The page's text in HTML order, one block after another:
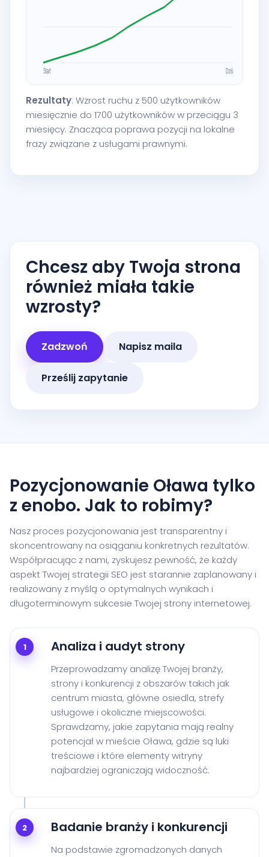
Rezultaty: Wzrost ruchu z 500 użytkowników
miesięcznie do 1700 użytkowników w przeciągu 3
miesięcy. Znacząca poprawa pozycji na lokalne
frazy związane z usługami prawnymi.
Chcesz aby Twoja strona
również miała takie
wzrosty?
Zadzwoń Napisz maila
Prześlij zapytanie
Pozycjonowanie Oława tylko
z enobo. Jak to robimy?
Nasz proces pozycjonowania jest transparentny i
skoncentrowany na osiąganiu konkretnych rezultatów.
Współpracując z nami, zyskujesz pewność, że każdy
aspekt Twojej strategii SEO jest starannie zaplanowany i
realizowany z myślą o optymalnych wynikach i
długoterminowym sukcesie Twojej strony internetowej.
1 Analiza i audyt strony
Przeprowadzamy analizę Twojej branży,
strony i konkurencji z obszarów takich jak
centrum miasta, główne osiedla, strefy
usługowe i okoliczne miejscowości.
Sprawdzamy, jakie zapytania mają realny
potencjał w mieście Oława, gdzie są luki
treściowe i które elementy witryny
najbardziej ograniczają widoczność.
2 Badanie branży i konkurencji
Na podstawie zgromadzonych danych